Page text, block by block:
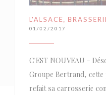
L'ALSACE,
01/02/2017
C'EST NOUVEAU -
Groupe Bertrand, cette
refait sa carrosserie